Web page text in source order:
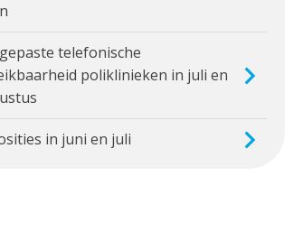
telefonische
poliklinieken in juli en
in juni en juli